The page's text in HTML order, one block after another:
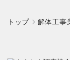
トップ 解体工事